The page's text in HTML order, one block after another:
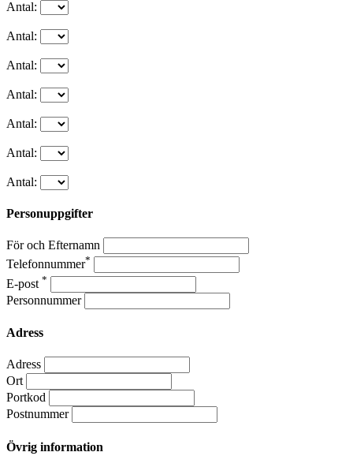
Antal:
Antal:
Antal:
Antal:
Antal:
Antal:
Antal:
Personuppgifter
För och Efternamn
Telefonnummer*
E-post *
Personnummer
Adress
Adress
Ort
Portkod
Postnummer
Övrig information